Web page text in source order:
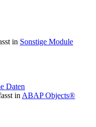
in Sonstige Module
Daten
in ABAP Objects®